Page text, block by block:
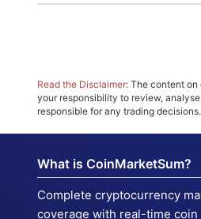
Read the Disclaimer: The content on
your responsibility to review,
responsible for any trading decisions.
What is CoinMarketSum?
Complete cryptocurrency
coverage with real-time coin